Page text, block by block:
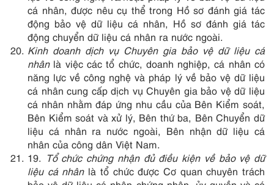
cá nhân, được nêu cụ thể trong Hồ sơ đánh giá tác
động bảo vệ dữ liệu cá nhân, Hồ sơ đánh giá tác
động chuyển dữ liệu cá nhân ra nước ngoài.
Kinh doanh dịch vụ Chuyên gia bảo vệ dữ liệu cá
nhânlà việc các tổ chức, doanh nghiệp, cá nhân có
năng lực về công nghệ và pháp lý về bảo vệ dữ liệu
cá nhân cung cấp dịch vụ Chuyên gia bảo vệ dữ liệu
cá nhân nhằm đáp ứng nhu cầu của Bên Kiểm soát,
Bên Kiểm soát và xử lý, Bên thứ ba, Bên Chuyển dữ
liệu cá nhân ra nước ngoài, Bên nhận dữ liệu cá
nhân của công dân Việt Nam.
19. Tổ chức chứng nhận đủ điều kiện về bảo vệ dữ
liệu cá nhânlà tổ chức được Cơ quan chuyên trách